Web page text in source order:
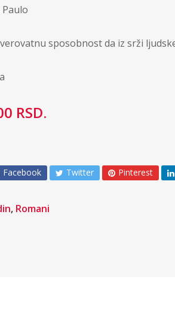
Paulo
sposobnost da iz srži
RSD.
Facebook Twitter Pinterest
, Romani